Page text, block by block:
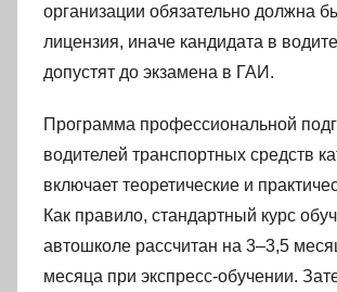
организации обязательно должна
лицензия, иначе кандидата в
допустят до экзамена в ГАИ.
Программа профессиональной
водителей транспортных средств
включает теоретические и
Как правило, стандартный курс
автошколе рассчитан на 3–3,5
месяца при экспресс-обучении.